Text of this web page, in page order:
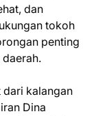
dan
tokoh
penting
dari kalangan
Dina